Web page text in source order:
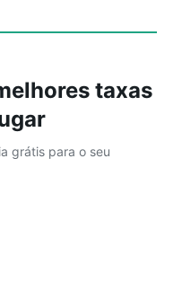
taxas
grátis para o seu